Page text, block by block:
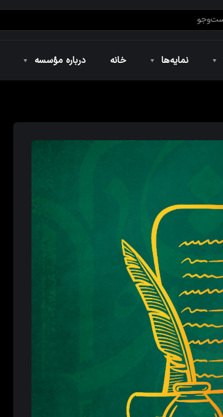
نمایه‌ها خانه درباره مؤسسه